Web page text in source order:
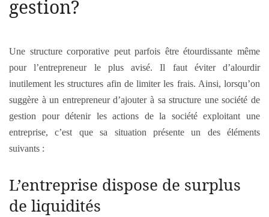
gestion?
Une structure corporative peut parfois être étourdissante même
pour l’entrepreneur le plus avisé. Il faut éviter d’alourdir
inutilement les structures afin de limiter les frais. Ainsi, lorsqu’on
suggère à un entrepreneur d’ajouter à sa structure une société de
gestion pour détenir les actions de la société exploitant une
entreprise, c’est que sa situation présente un des éléments
suivants :
L’entreprise dispose de surplus
de liquidités